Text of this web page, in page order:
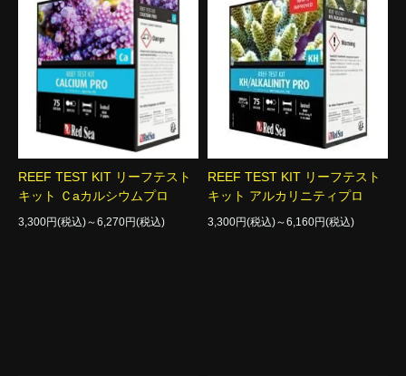
REEF TEST KIT リーフテスト
キット Ｃaカルシウムプロ
3,300円(税込)～6,270円(税込)
REEF TEST KIT リーフテスト
キット アルカリニティプロ
3,300円(税込)～6,160円(税込)